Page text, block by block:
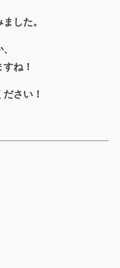
した。
ね！
さい！